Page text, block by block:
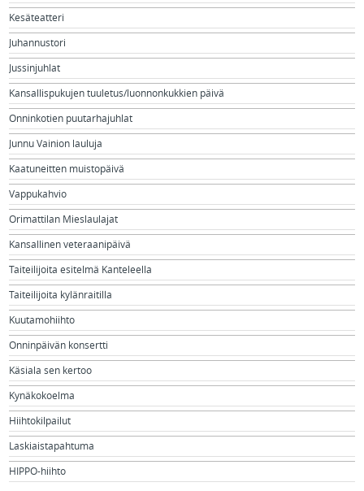
Kesäteatteri
Juhannustori
Jussinjuhlat
Kansallispukujen tuuletus/luonnonkukkien päivä
Onninkotien puutarhajuhlat
Junnu Vainion lauluja
Kaatuneitten muistopäivä
Vappukahvio
Orimattilan Mieslaulajat
Kansallinen veteraanipäivä
Taiteilijoita esitelmä Kanteleella
Taiteilijoita kylänraitilla
Kuutamohiihto
Onninpäivän konsertti
Käsiala sen kertoo
Kynäkokoelma
Hiihtokilpailut
Laskiaistapahtuma
HIPPO-hiihto